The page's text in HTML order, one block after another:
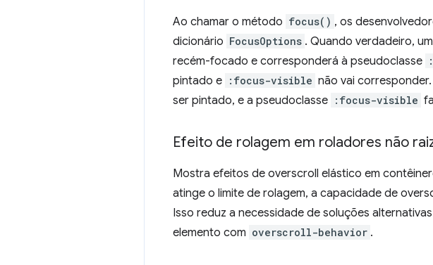
Ao chamar o método focus() , os
dicionário FocusOptions . Quando verdadeiro,
recém-focado e corresponderá à pseudoclasse
pintado e :focus-visible não vai
ser pintado, e a pseudoclasse :focus-visible
Efeito de rolagem em roladores não
Mostra efeitos de overscroll elástico em
atinge o limite de rolagem, a capacidade de
Isso reduz a necessidade de soluções
elemento com overscroll-behavior .